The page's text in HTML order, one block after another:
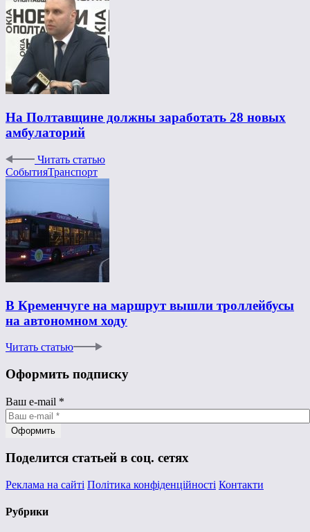
На Полтавщине должны заработать 28 новых
амбулаторий
Читать статью
СобытияТранспорт
В Кременчуге на маршрут вышли троллейбусы
на автономном ходу
Читать статью
Оформить подписку
Ваш e-mail *
Поделится статьей в соц. сетях
Реклама на сайті Політика конфіденційності Контакти
Рубрики